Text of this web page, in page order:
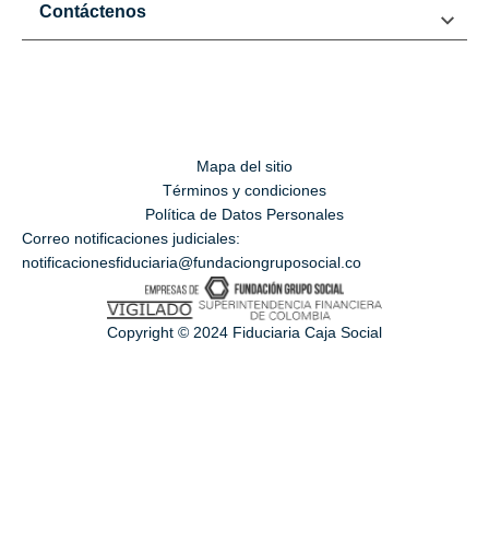
Contáctenos
Mapa del sitio
Términos y condiciones
Política de Datos Personales
Correo notificaciones judiciales:
notificacionesfiduciaria@fundaciongruposocial.co
Copyright © 2024 Fiduciaria Caja Social